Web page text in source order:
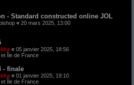
- Standard constructed online JOL
« 20 mars 2025, 13:00
« 05 janvier 2025, 18:56
Île de France
- finale
« 01 janvier 2025, 19:10
Île de France